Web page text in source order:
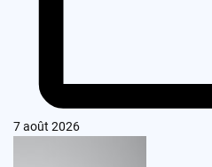
7 août 2026